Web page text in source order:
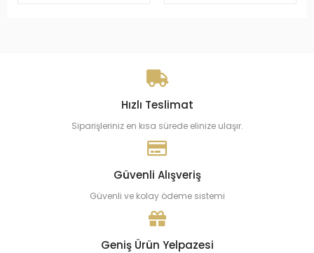
Hızlı Teslimat
Siparişleriniz en kısa sürede elinize ulaşır.
Güvenli Alışveriş
Güvenli ve kolay ödeme sistemi
Geniş Ürün Yelpazesi